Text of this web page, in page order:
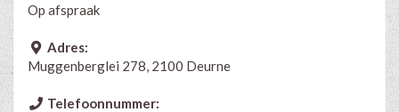
Op afspraak
Adres:
Muggenberglei 278, 2100 Deurne
Telefoonnummer: